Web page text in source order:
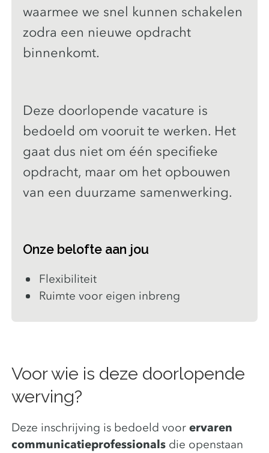
waarmee we snel kunnen schakelen
zodra een nieuwe opdracht
binnenkomt.
Deze doorlopende vacature is
bedoeld om vooruit te werken. Het
gaat dus niet om één specifieke
opdracht, maar om het opbouwen
van een duurzame samenwerking.
Onze belofte aan jou
Flexibiliteit
Ruimte voor eigen inbreng
Voor wie is deze doorlopende
werving?
Deze inschrijving is bedoeld voorervaren
communicatieprofessionals die openstaan